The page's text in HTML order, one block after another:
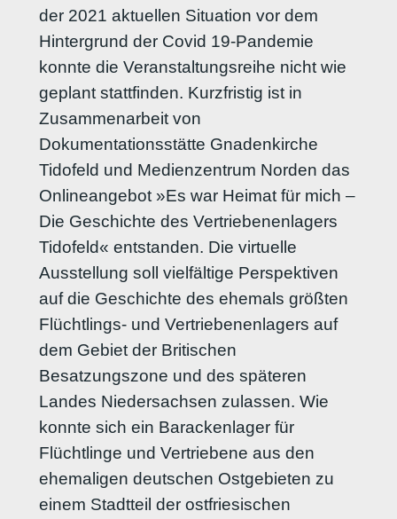
der 2021 aktuellen Situation vor dem
Hintergrund der Covid 19-Pandemie
konnte die Veranstaltungsreihe nicht wie
geplant stattfinden. Kurzfristig ist in
Zusammenarbeit von
Dokumentationsstätte Gnadenkirche
Tidofeld und Medienzentrum Norden das
Onlineangebot »Es war Heimat für mich –
Die Geschichte des Vertriebenenlagers
Tidofeld« entstanden. Die virtuelle
Ausstellung soll vielfältige Perspektiven
auf die Geschichte des ehemals größten
Flüchtlings- und Vertriebenenlagers auf
dem Gebiet der Britischen
Besatzungszone und des späteren
Landes Niedersachsen zulassen. Wie
konnte sich ein Barackenlager für
Flüchtlinge und Vertriebene aus den
ehemaligen deutschen Ostgebieten zu
einem Stadtteil der ostfriesischen